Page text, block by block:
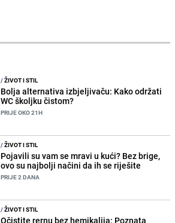
/ŽIVOT I STIL
Bolja alternativa izbjeljivaču: Kako održati
WC školjku čistom?
PRIJE OKO 21H
/ŽIVOT I STIL
Pojavili su vam se mravi u kući? Bez brige,
ovo su najbolji načini da ih se riješite
PRIJE 2 DANA
/ŽIVOT I STIL
Očistite rernu bez hemikalija: Poznata